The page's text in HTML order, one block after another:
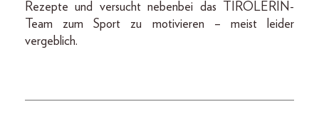
Rezepte und versucht nebenbei das TIROLERIN-
Team zum Sport zu motivieren – meist leider
vergeblich.